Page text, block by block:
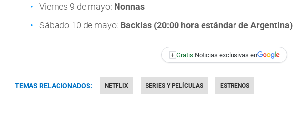
Viernes 9 de mayo: Nonnas
Sábado 10 de mayo: Backlas (20:00 hora estándar de Argentina)
+ Gratis:Noticias exclusivas en
TEMAS RELACIONADOS: NETFLIX SERIES Y PELÍCULAS ESTRENOS